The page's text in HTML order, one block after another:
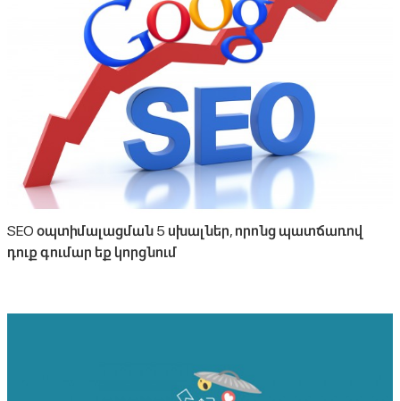
SEO օպտիմալացման 5 սխալներ, որոնց պատճառով
դուք գումար եք կորցնում